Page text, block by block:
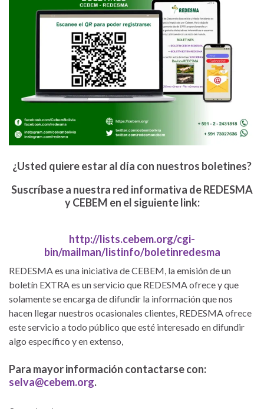
¿Usted quiere estar al día con nuestros boletines?
Suscríbase a nuestra red informativa de REDESMA
y CEBEM en el siguiente link:
http://lists.cebem.org/cgi-
bin/mailman/listinfo/boletinredesma
REDESMA es una iniciativa de CEBEM, la emisión de un
boletín EXTRA es un servicio que REDESMA ofrece y que
solamente se encarga de difundir la información que nos
hacen llegar nuestros ocasionales clientes, REDESMA ofrece
este servicio a todo público que esté interesado en difundir
algo específico y en extenso,
Para mayor información contactarse con:
selva@cebem.org.